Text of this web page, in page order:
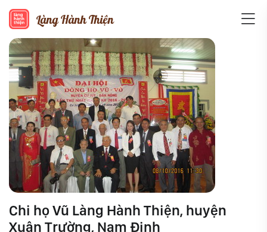
Làng Hành Thiện
Chi họ Vũ Làng Hành Thiện, huyện
Xuân Trường, Nam Định